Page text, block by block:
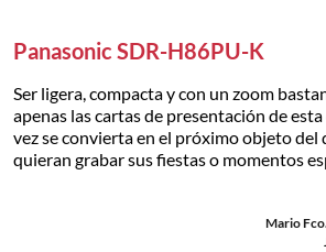
Panasonic SDR-H86PU-K
Ser ligera, compacta y con un zoom
apenas las cartas de presentación de
vez se convierta en el próximo objeto del
quieran grabar sus fiestas o momentos
Mario